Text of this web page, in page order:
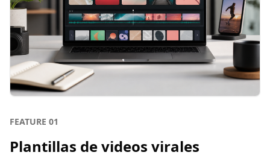
FEATURE 01
Plantillas de videos virales